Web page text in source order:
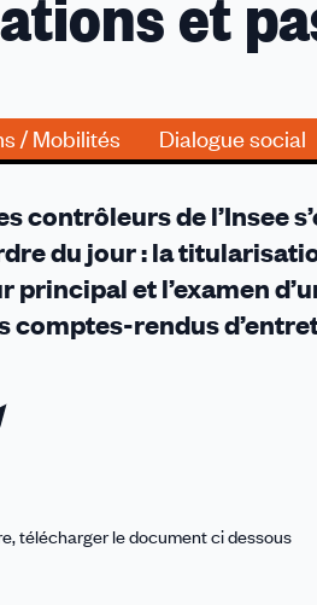
et
/ Mobilités Dialogue social
contrôleurs de l’Insee
du jour : la
principal et l’examen
comptes-rendus
télécharger le document ci dessous